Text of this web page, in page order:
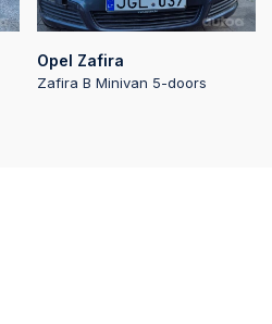
Opel Zafira
Zafira B Minivan 5-doors